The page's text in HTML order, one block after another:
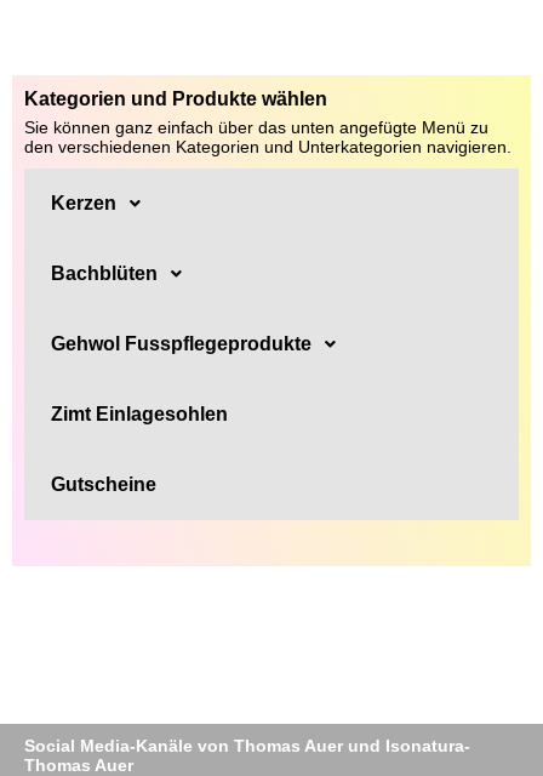
Kategorien und Produkte wählen
Sie können ganz einfach über das unten angefügte Menü zu
den verschiedenen Kategorien und Unterkategorien navigieren.
Kerzen
Bachblüten
Gehwol Fusspflegeprodukte
Zimt Einlagesohlen
Gutscheine
Social Media-Kanäle von Thomas Auer und Isonatura-
Thomas Auer